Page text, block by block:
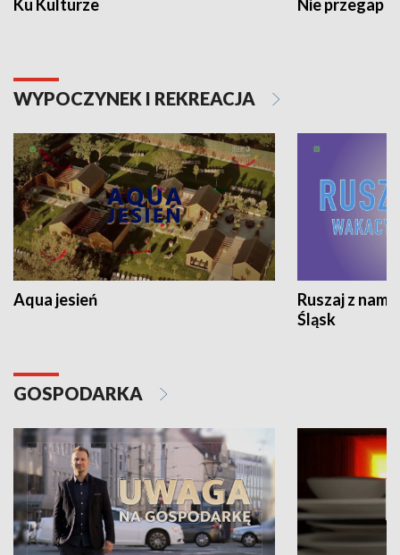
Ku Kulturze Nie przegap
WYPOCZYNEK I REKREACJA
Aqua jesień
Ruszaj z
Śląsk
GOSPODARKA